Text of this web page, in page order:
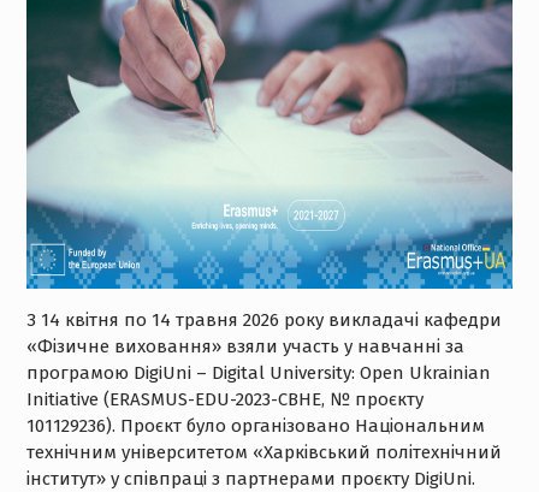
З 14 квітня по 14 травня 2026 року викладачі кафедри
«Фізичне виховання» взяли участь у навчанні за
програмою DigiUni – Digital University: Open Ukrainian
Initiative (ERASMUS-EDU-2023-CBHE, № проєкту
101129236). Проєкт було організовано Національним
технічним університетом «Харківський політехнічний
інститут» у співпраці з партнерами проєкту DigiUni.